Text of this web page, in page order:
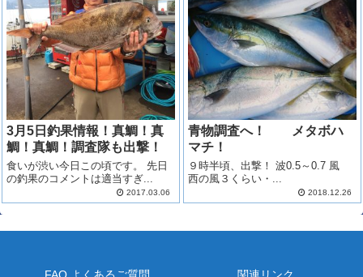
3月5日釣果情報！真鯛！真
鯛！真鯛！調査隊も出撃！
食いが渋い今日この頃です。 先日
の釣果のコメントは適当すぎ...
2017.03.06
青物調査へ！ メタボハ
マチ！
９時半頃、出撃！ 波0.5～0.7 風
西の風３くらい・...
2018.12.26
FAQ よくあるご質問 関連リンク